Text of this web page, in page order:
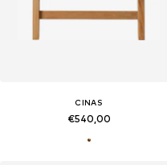
CINAS
€540,00